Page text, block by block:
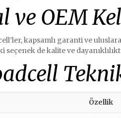
ve OEM
kapsamlı garanti ve
seçenek de kalite ve
Özellik